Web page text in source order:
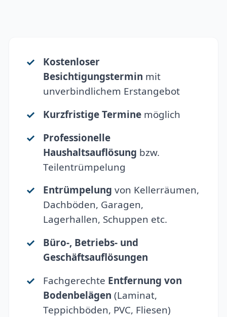
Kostenloser
Besichtigungstermin mit
unverbindlichem Erstangebot
Kurzfristige Terminemöglich
Professionelle
Haushaltsauflösung bzw.
Teilentrümpelung
Entrümpelung von Kellerräumen,
Dachböden, Garagen,
Lagerhallen, Schuppen etc.
Büro-, Betriebs- und
Geschäftsauflösungen
Fachgerechte Entfernung von
Bodenbelägen (Laminat,
Teppichböden, PVC, Fliesen)